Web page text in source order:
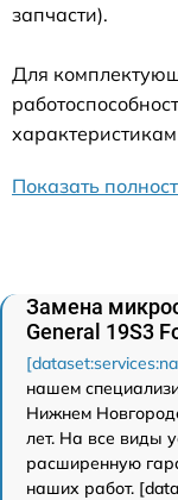
запчасти).
Для
Показать
Замена
General 19S3
нашем
Нижнем
лет. На все виды
расширенную
наших работ.